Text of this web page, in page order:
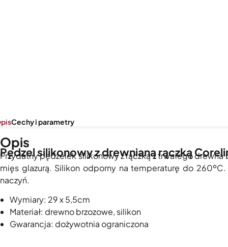
Pędzel silikonowy z drewnianą rączką
Cechy i parametry
Opis
Przydatny pędzelek silikonowy z rączką z trwałego
mięs glazurą. Silikon odporny na temperaturę do
naczyń.
Wymiary: 29 x 5,5cm
Materiał: drewno brzozowe, silikon
Gwarancja: dożywotnia ograniczona